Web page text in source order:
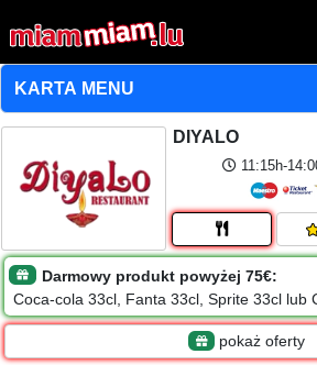
DIYALO
11:15h-
Darmowy produkt powyżej 75€:
Coca-cola 33cl, Fanta 33cl, Sprite 33cl lub
pokaż oferty